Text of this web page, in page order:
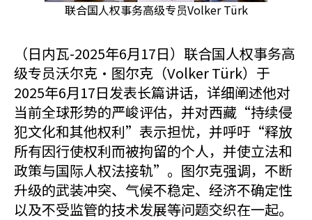
联合国人权事务高级专员Volker Türk
（日内瓦-2025年6月17日）联合国人权事务高
级专员沃尔克·图尔克（Volker Türk） 于
2025年6月17日发表长篇讲话，详细阐述他对
当前全球形势的严峻评估，并对西藏“持续侵
犯文化和其他权利”表示担忧，并呼吁“释放
所有因行使权利而被拘留的个人，并使立法和
政策与国际人权法接轨”。图尔克强调，不断
升级的武装冲突、气候不稳定、经济不确定性
以及不受监管的技术发展等问题交织在一起。